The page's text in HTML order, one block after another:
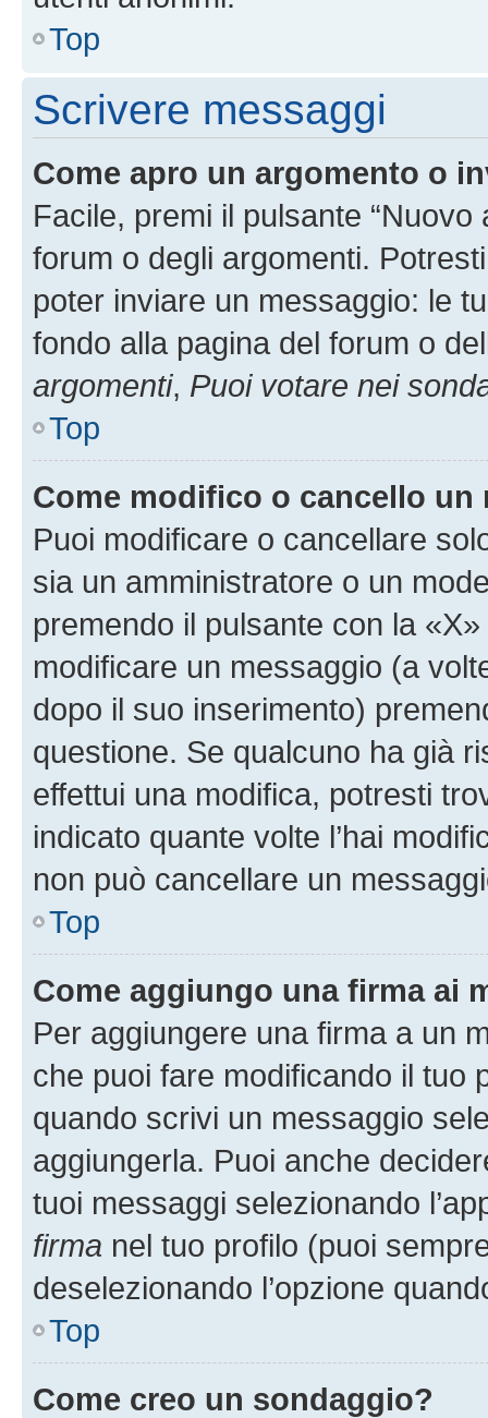
Top
Scrivere messaggi
Come apro un argomento o
Facile, premi il pulsante
forum o degli argomenti.
poter inviare un messaggio: le
fondo alla pagina del forum o
argomenti, Puoi votare nei
Top
Come modifico o cancello un
Puoi modificare o cancellare
sia un amministratore o un
premendo il pulsante con la
modificare un messaggio (a
dopo il suo inserimento)
questione. Se qualcuno ha già
effettui una modifica, potresti
indicato quante volte l’hai
non può cancellare un
Top
Come aggiungo una firma ai
Per aggiungere una firma a un
che puoi fare modificando il tuo
quando scrivi un messaggio
aggiungerla. Puoi anche
tuoi messaggi selezionando
firma nel tuo profilo (puoi
deselezionando l’opzione
Top
Come creo un sondaggio?